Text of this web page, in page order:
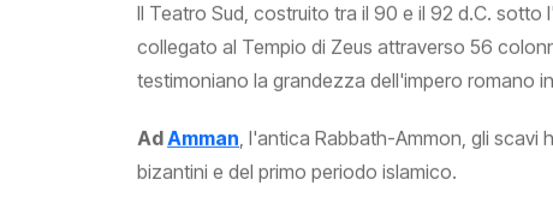
Il Teatro Sud, costruito tra il 90 e il 92 d.C.
collegato al Tempio di Zeus attraverso 56
testimoniano la grandezza dell'impero romano
AdAmman, l'antica Rabbath-Ammon, gli scavi
bizantini e del primo periodo islamico.